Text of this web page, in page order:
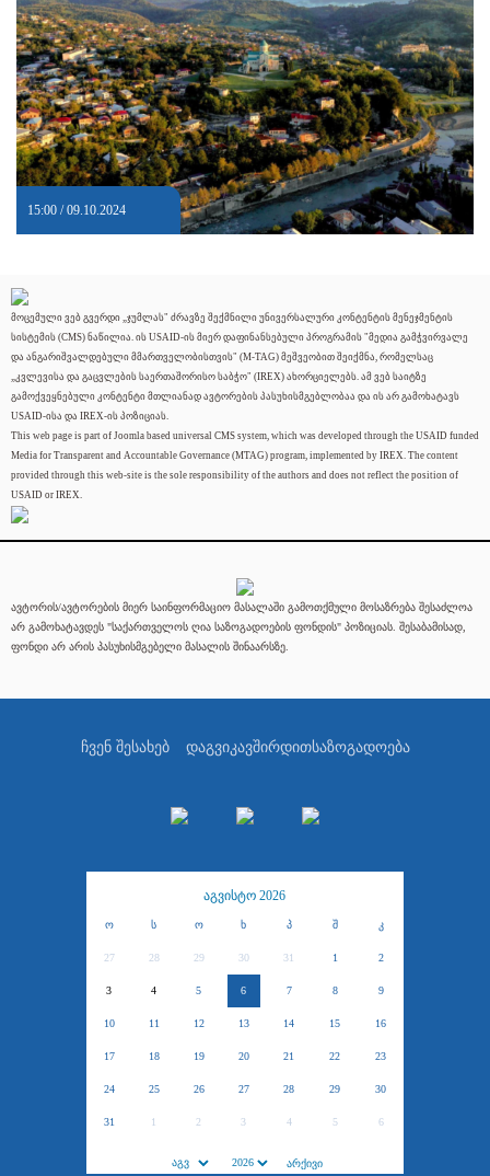
15:00 / 09.10.2024
მოცემული ვებ გვერდი „ჯუმლას" ძრავზე შექმნილი უნივერსალური კონტენტის მენეჯმენტის
სისტემის (CMS) ნაწილია. ის USAID-ის მიერ დაფინანსებული პროგრამის "მედია გამჭვირვალე
და ანგარიშვალდებული მმართველობისთვის" (M-TAG) მეშვეობით შეიქმნა, რომელსაც
„კვლევისა და გაცვლების საერთაშორისო საბჭო" (IREX) ახორციელებს. ამ ვებ საიტზე
გამოქვეყნებული კონტენტი მთლიანად ავტორების პასუხისმგებლობაა და ის არ გამოხატავს
USAID-ისა და IREX-ის პოზიციას.
This web page is part of Joomla based universal CMS system, which was developed through the USAID funded
Media for Transparent and Accountable Governance (MTAG) program, implemented by IREX. The content
provided through this web-site is the sole responsibility of the authors and does not reflect the position of
USAID or IREX.
ავტორის/ავტორების მიერ საინფორმაციო მასალაში გამოთქმული მოსაზრება შესაძლოა
არ გამოხატავდეს "საქართველოს ღია საზოგადოების ფონდის" პოზიციას. შესაბამისად,
ფონდი არ არის პასუხისმგებელი მასალის შინაარსზე.
ჩვენ შესახებ დაგვიკავშირდითსაზოგადოება
აგვისტო 2026
ო ს ო ხ პ შ კ
27 28 29 30 31 1 2
3 4 5 6 7 8 9
10 11 12 13 14 15 16
17 18 19 20 21 22 23
24 25 26 27 28 29 30
31 1 2 3 4 5 6